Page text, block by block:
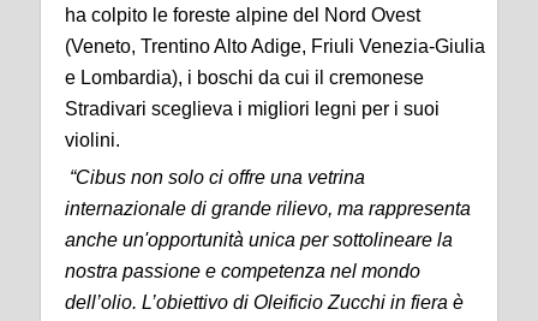
ha colpito le foreste alpine del Nord Ovest
(Veneto, Trentino Alto Adige, Friuli Venezia-Giulia
e Lombardia), i boschi da cui il cremonese
Stradivari sceglieva i migliori legni per i suoi
violini.
“Cibus non solo ci offre una vetrina
internazionale di grande rilievo, ma rappresenta
anche un'opportunità unica per sottolineare la
nostra passione e competenza nel mondo
dell’olio. L’obiettivo di Oleificio Zucchi in fiera è